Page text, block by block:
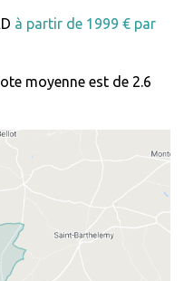
à partir de 1999 € par
moyenne est de 2.6